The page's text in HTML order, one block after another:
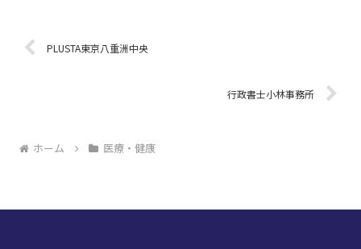
PLUSTA東京八重洲中央
行政書士小林事務所
ホーム 医療・健康